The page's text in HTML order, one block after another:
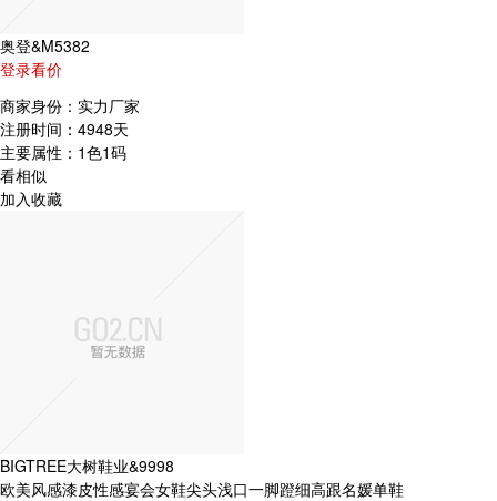
奥登&M5382
登录看价
商家身份： 实力厂家
注册时间： 4948天
主要属性： 1色1码
看相似
加入收藏
BIGTREE大树鞋业&9998
欧美风感漆皮性感宴会女鞋尖头浅口一脚蹬细高跟名媛单鞋